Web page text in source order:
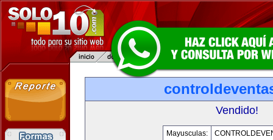
Vendido!
Mayusculas: